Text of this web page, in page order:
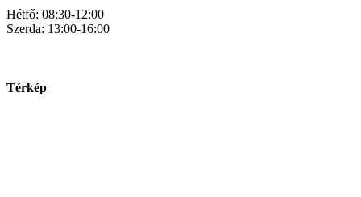
Hétfő: 08:30-12:00
Szerda: 13:00-16:00
Térkép